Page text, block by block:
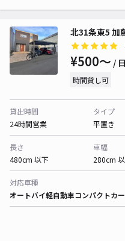
北31条東5 加
¥500〜 / 日
時間貸し可
貸出時間
24時間営業
タイプ
平置き
長さ
480cm 以下
車幅
280cm
対応車種
オートバイ軽自動車コンパクトカー